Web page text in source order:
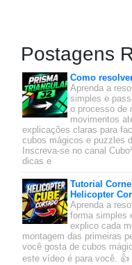
Postagens
Como
Aprenda a
simples e
o processo de
movimentos
explicações claras para
cubos mágicos e puzzles
Inscreva-se no canal
dicas e
Tutorial
Helicopter
Aprenda a
forma simples
explico cada
montagem das primeiras
você gosta de cubos
este vídeo é para você.